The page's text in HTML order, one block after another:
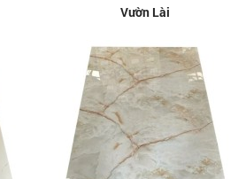
Vườn Lài